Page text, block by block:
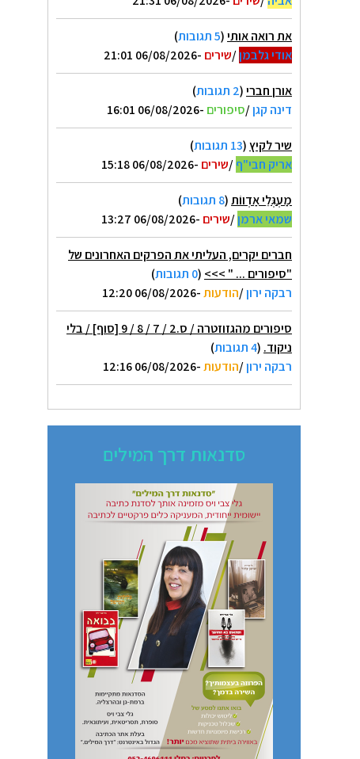
את רואה אותי(5 תגובות
)
אודי גלבמן/שירים -06/08/2026 21:01
אורן חברי(2 תגובות
)
דינה קגן/סיפורים -06/08/2026 16:01
שיר לקיץ(13 תגובות
)
אריק חבי"ף/שירים -06/08/2026 15:18
מַעְגְּלֵי אַדְווֹת(8 תגובות
)
שמאי ארמן/שירים -06/08/2026 13:27
חברים יקרים, העליתי את הפרקים האחרונים של
"סיפורים ... " >>> (0 תגובות
)
רבקה ירון/הודעות-06/08/2026 12:20
סיפורים מהגזוזטרה / ס.2 / 7 / 8 / 9 [סוף] / בלי
ניקוד. (4 תגובות
)
רבקה ירון/הודעות-06/08/2026 12:16
סדנאות דרך המילים